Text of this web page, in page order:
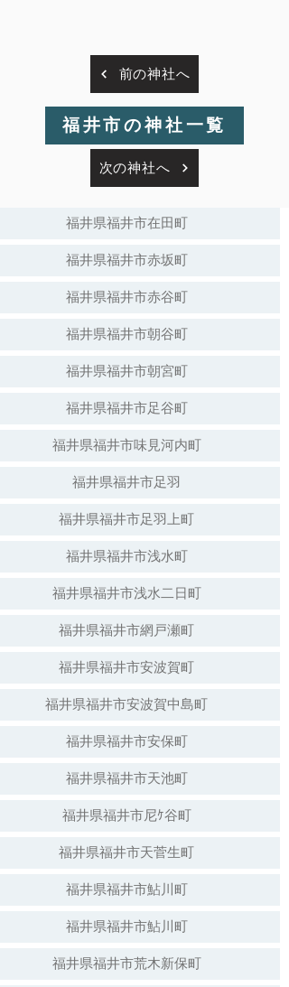
前の神社へ
福井市の神社一覧
次の神社へ
福井県福井市在田町
福井県福井市赤坂町
福井県福井市赤谷町
福井県福井市朝谷町
福井県福井市朝宮町
福井県福井市足谷町
福井県福井市味見河内町
福井県福井市足羽
福井県福井市足羽上町
福井県福井市浅水町
福井県福井市浅水二日町
福井県福井市網戸瀬町
福井県福井市安波賀町
福井県福井市安波賀中島町
福井県福井市安保町
福井県福井市天池町
福井県福井市尼ｹ谷町
福井県福井市天菅生町
福井県福井市鮎川町
福井県福井市鮎川町
福井県福井市荒木新保町